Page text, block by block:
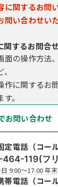
関するお問
問い合わせい
関するお問合せ
面の操作方法
作に関するお
。
お問い合わせ
定電話（コー
119(フ
9:00～17:00 年
帯電話（コー